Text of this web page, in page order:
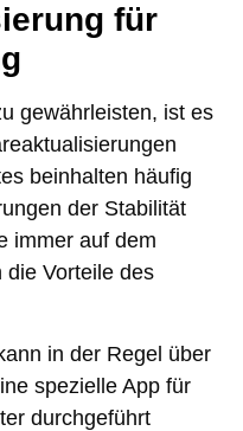
für
gewährleisten, ist es
beinhalten häufig
der Stabilität
immer auf dem
die Vorteile des
in der Regel über
spezielle App für
durchgeführt